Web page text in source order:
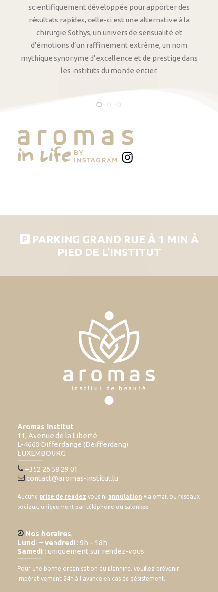
scientifiquement développée pour apporter des
résultats rapides, celle-ci est une alternative à la
chirurgie Sothys, un univers de sensualité et
d’émotions d’un raffinement extrême, un nom
mythique synonyme d’excellence et de prestige dans
les instituts du monde entier.
PARKING GRAND RUE À 1 MIN À
PIED DE L’INSTITUT
Aromas Institut
11, Avenue de la Liberté
L-4660 Differdange (Déifferdang)
LUXEMBOURG
+352 26 58 29 01
contact@aromas-institut.lu
Aucune prise de rendez vous ni annulation via email ou réseaux
sociaux, uniquement par téléphone ou salonkee
Nos horaires
Lundi – vendredi : 9h – 18h
Samedi : uniquement sur rendez-vous
Pour une bonne organisation du planning, veuillez prévenir
impérativement 24h à l’avance en cas de désistement.